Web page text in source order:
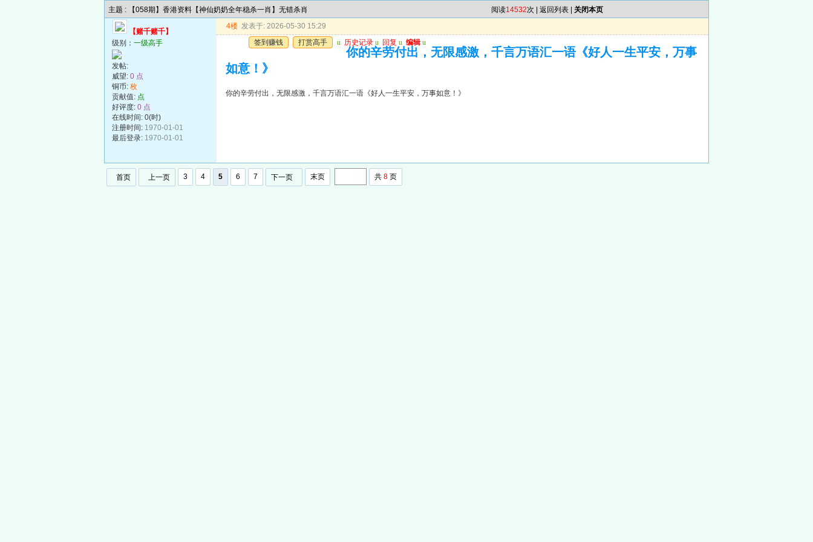
主题 : 【058期】香港资料【神仙奶奶全年稳杀一肖】无错杀肖 阅读14532次 | 返回列表 关闭本页
【赌千赌千】
级别： 一级高手
发帖:
威望: 0 点
铜币: 枚
贡献值: 点
好评度: 0 点
在线时间: 0(时)
注册时间: 1970-01-01
最后登录: 1970-01-01
4楼 发表于: 2026-05-30 15:29
签到赚钱
打赏高手 u 历史记录 u 回复 u 编辑 u
你的辛劳付出，无限感激，千言万语汇一语《好人一生平安，万事
如意！》
你的辛劳付出，无限感激，千言万语汇一语《好人一生平安，万事如意！》
首页 上一页 3 4 5 6 7 下一页 末页 共 8 页